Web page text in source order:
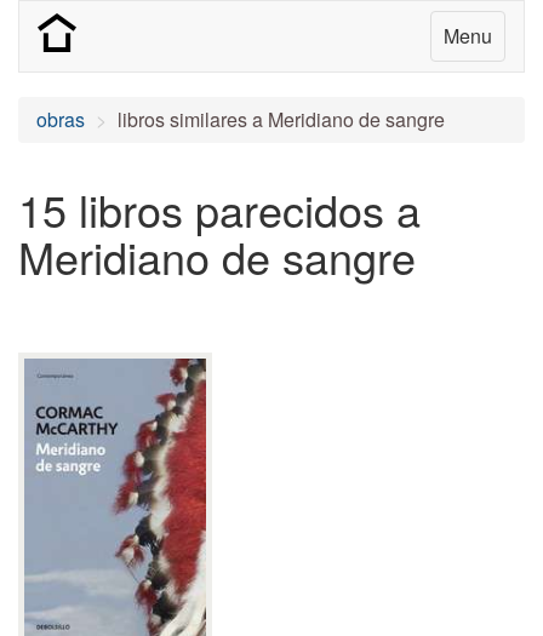
Menu
obras libros similares a Meridiano de sangre
15 libros parecidos a
Meridiano de sangre